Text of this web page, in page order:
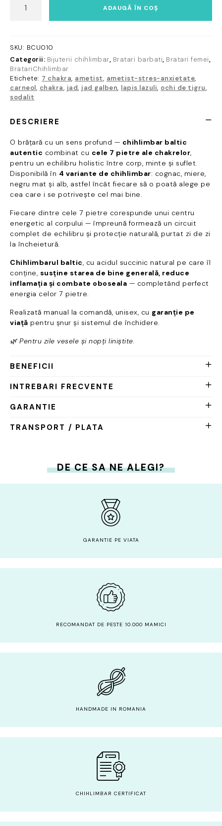
Brățară
&
Chakre
–
Echilibru
pentru
Corp
Suflet
ADAUGĂ ÎN COȘ
SKU: BCU010
Categorii: Bijuterii chihlimbar, Bratari barbati, Bratari femei,
BratariChihlimbar
Etichete: 7 chakra, ametist, ametist-stres-anxietate,
carneol, chakra, jad, jad galben, lapis lazuli, ochi de tigru,
sodalit
DESCRIERE
O brățară cu un sens profund — chihlimbar baltic
autentic combinat cu cele 7 pietre ale chakrelor,
pentru un echilibru holistic între corp, minte și suflet.
Disponibilă în 4 variante de chihlimbar: cognac, miere,
negru mat și alb, astfel încât fiecare să o poată alege pe
cea care i se potrivește cel mai bine.
Fiecare dintre cele 7 pietre corespunde unui centru
energetic al corpului — împreună formează un circuit
complet de echilibru și protecție naturală, purtat zi de zi
la încheietură.
Chihlimbarul baltic, cu acidul succinic natural pe care îl
conține, susține starea de bine generală, reduce
inflamația și combate oboseala — completând perfect
energia celor 7 pietre.
Realizată manual la comandă, unisex, cu garanție pe
viață pentru șnur și sistemul de închidere.
🌿 Pentru zile vesele și nopți liniștite.
BENEFICII
INTREBARI FRECVENTE
GARANTIE
TRANSPORT / PLATA
DE CE SA NE ALEGI?
GARANTIE PE VIATA
RECOMANDAT DE PESTE 10.000 MAMICI
HANDMADE IN ROMANIA
CHIHLIMBAR CERTIFICAT